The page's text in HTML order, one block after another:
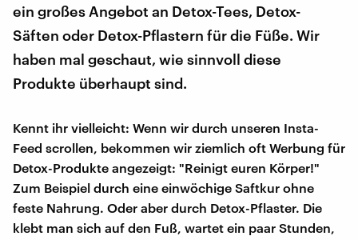
ein großes Angebot an Detox-Tees, Detox-
Säften oder Detox-Pflastern für die Füße. Wir
haben mal geschaut, wie sinnvoll diese
Produkte überhaupt sind.
Kennt ihr vielleicht: Wenn wir durch unseren Insta-
Feed scrollen, bekommen wir ziemlich oft Werbung für
Detox-Produkte angezeigt: "Reinigt euren Körper!"
Zum Beispiel durch eine einwöchige Saftkur ohne
feste Nahrung. Oder aber durch Detox-Pflaster. Die
klebt man sich auf den Fuß, wartet ein paar Stunden,